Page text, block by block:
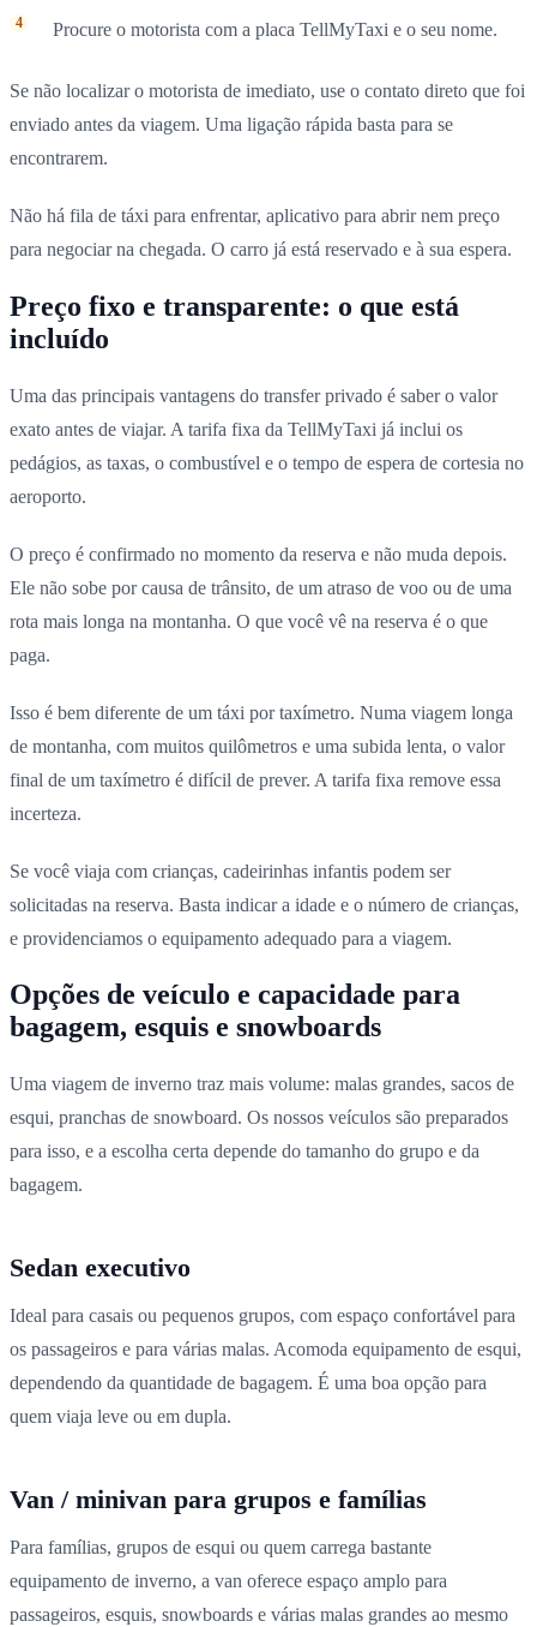
Procure o motorista com a placa TellMyTaxi e o seu nome.
Se não localizar o motorista de imediato, use o contato direto que foi
enviado antes da viagem. Uma ligação rápida basta para se
encontrarem.
Não há fila de táxi para enfrentar, aplicativo para abrir nem preço
para negociar na chegada. O carro já está reservado e à sua espera.
Preço fixo e transparente: o que está
incluído
Uma das principais vantagens do transfer privado é saber o valor
exato antes de viajar. A tarifa fixa da TellMyTaxi já inclui os
pedágios, as taxas, o combustível e o tempo de espera de cortesia no
aeroporto.
O preço é confirmado no momento da reserva e não muda depois.
Ele não sobe por causa de trânsito, de um atraso de voo ou de uma
rota mais longa na montanha. O que você vê na reserva é o que
paga.
Isso é bem diferente de um táxi por taxímetro. Numa viagem longa
de montanha, com muitos quilômetros e uma subida lenta, o valor
final de um taxímetro é difícil de prever. A tarifa fixa remove essa
incerteza.
Se você viaja com crianças, cadeirinhas infantis podem ser
solicitadas na reserva. Basta indicar a idade e o número de crianças,
e providenciamos o equipamento adequado para a viagem.
Opções de veículo e capacidade para
bagagem, esquis e snowboards
Uma viagem de inverno traz mais volume: malas grandes, sacos de
esqui, pranchas de snowboard. Os nossos veículos são preparados
para isso, e a escolha certa depende do tamanho do grupo e da
bagagem.
Sedan executivo
Ideal para casais ou pequenos grupos, com espaço confortável para
os passageiros e para várias malas. Acomoda equipamento de esqui,
dependendo da quantidade de bagagem. É uma boa opção para
quem viaja leve ou em dupla.
Van / minivan para grupos e famílias
Para famílias, grupos de esqui ou quem carrega bastante
equipamento de inverno, a van oferece espaço amplo para
passageiros, esquis, snowboards e várias malas grandes ao mesmo